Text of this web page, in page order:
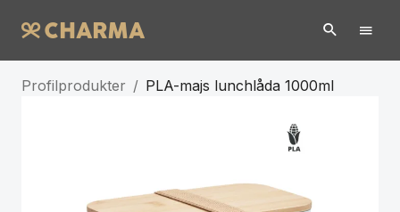
Profilprodukter / PLA-majs lunchlåda 1000ml